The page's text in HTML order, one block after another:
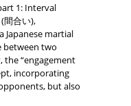
1: Interval
合い),
Japanese martial
between two
“engagement
incorporating
but also